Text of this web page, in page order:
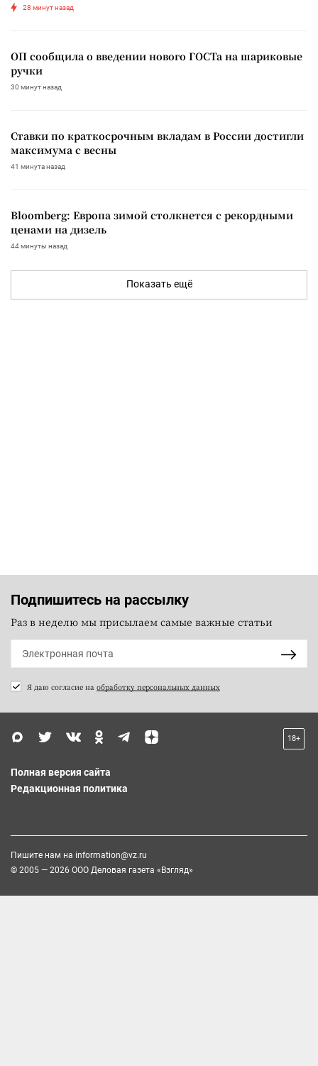
28 минут назад
ОП сообщила о введении нового ГОСТа на шариковые
ручки
30 минут назад
Ставки по краткосрочным вкладам в России достигли
максимума с весны
41 минута назад
Bloomberg: Европа зимой столкнется с рекордными
ценами на дизель
44 минуты назад
Показать ещё
Подпишитесь на рассылку
Раз в неделю мы присылаем самые важные статьи
Я даю согласие на обработку персональных данных
18+
Полная версия сайта
Редакционная политика
Пишите нам на information@vz.ru
© 2005 — 2026 ООО Деловая газета «Взгляд»